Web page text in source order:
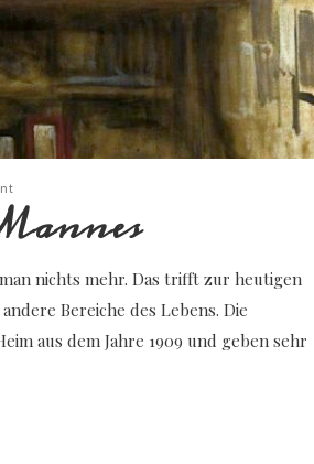
nichts mehr. Das trifft zur heutigen
Bereiche des Lebens. Die
aus dem Jahre 1909 und geben sehr